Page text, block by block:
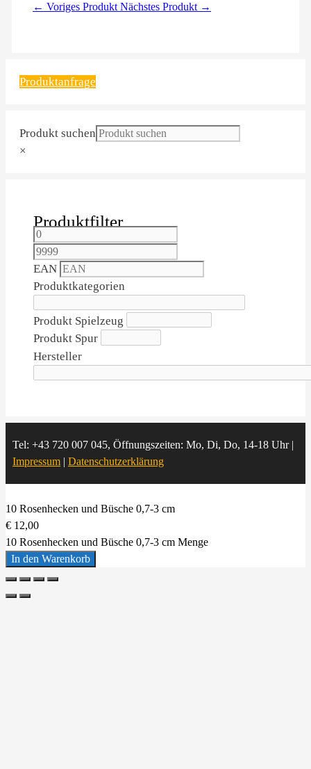
← Voriges Produkt Nächstes Produkt →
Produktanfrage
Produkt suchen
×
Produktfilter
EAN
Produktkategorien
Produkt Spielzeug
Produkt Spur
Hersteller
Tel: +43 720 007 045, Öffnungszeiten: Mo, Di, Do, 14-18 Uhr |
Impressum | Datenschutzerklärung
10 Rosenhecken und Büsche 0,7-3 cm
€ 12,00
10 Rosenhecken und Büsche 0,7-3 cm Menge
In den Warenkorb